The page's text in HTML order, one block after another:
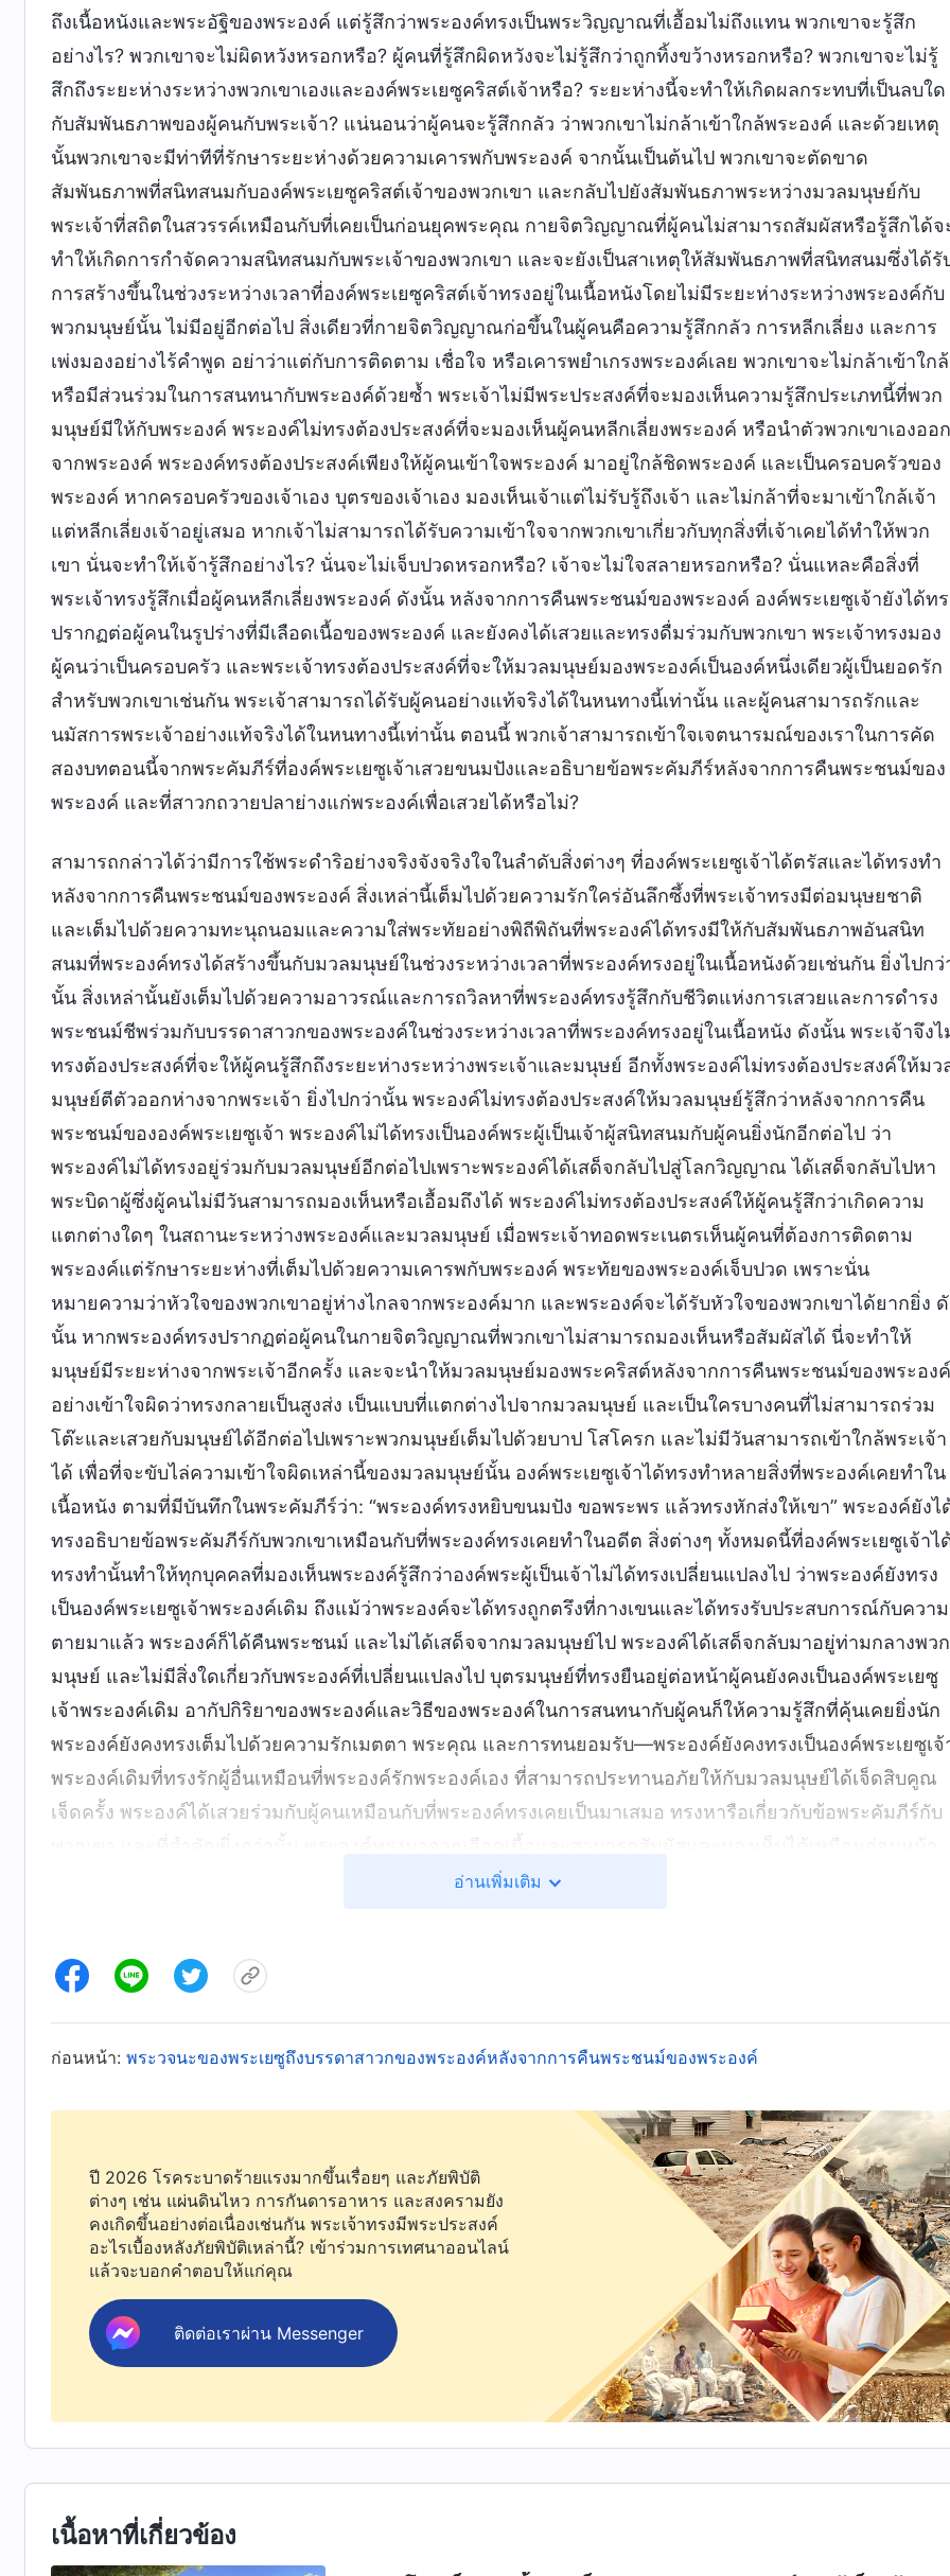
ถึงเนื้อหนังและพระอัฐิของพระองค์ แต่รู้สึกว่าพระองค์ทรงเป็นพระวิญญาณที่เอื้อมไม่ถึงแทน พวกเขาจะรู้สึก
อย่างไร? พวกเขาจะไม่ผิดหวังหรอกหรือ? ผู้คนที่รู้สึกผิดหวังจะไม่รู้สึกว่าถูกทิ้งขว้างหรอกหรือ? พวกเขาจะไม่รู้
สึกถึงระยะห่างระหว่างพวกเขาเองและองค์พระเยซูคริสต์เจ้าหรือ? ระยะห่างนี้จะทำให้เกิดผลกระทบที่เป็นลบใด
กับสัมพันธภาพของผู้คนกับพระเจ้า? แน่นอนว่าผู้คนจะรู้สึกกลัว ว่าพวกเขาไม่กล้าเข้าใกล้พระองค์ และด้วยเหตุ
นั้นพวกเขาจะมีท่าทีที่รักษาระยะห่างด้วยความเคารพกับพระองค์ จากนั้นเป็นต้นไป พวกเขาจะตัดขาด
สัมพันธภาพที่สนิทสนมกับองค์พระเยซูคริสต์เจ้าของพวกเขา และกลับไปยังสัมพันธภาพระหว่างมวลมนุษย์กับ
พระเจ้าที่สถิตในสวรรค์เหมือนกับที่เคยเป็นก่อนยุคพระคุณ กายจิตวิญญาณที่ผู้คนไม่สามารถสัมผัสหรือรู้สึกได้จ
ทำให้เกิดการกำจัดความสนิทสนมกับพระเจ้าของพวกเขา และจะยังเป็นสาเหตุให้สัมพันธภาพที่สนิทสนมซึ่งได้รั
การสร้างขึ้นในช่วงระหว่างเวลาที่องค์พระเยซูคริสต์เจ้าทรงอยู่ในเนื้อหนังโดยไม่มีระยะห่างระหว่างพระองค์กับ
พวกมนุษย์นั้น ไม่มีอยู่อีกต่อไป สิ่งเดียวที่กายจิตวิญญาณก่อขึ้นในผู้คนคือความรู้สึกกลัว การหลีกเลี่ยง และการ
เพ่งมองอย่างไร้คำพูด อย่าว่าแต่กับการติดตาม เชื่อใจ หรือเคารพยำเกรงพระองค์เลย พวกเขาจะไม่กล้าเข้าใกล้
หรือมีส่วนร่วมในการสนทนากับพระองค์ด้วยซ้ำ พระเจ้าไม่มีพระประสงค์ที่จะมองเห็นความรู้สึกประเภทนี้ที่พวก
มนุษย์มีให้กับพระองค์ พระองค์ไม่ทรงต้องประสงค์ที่จะมองเห็นผู้คนหลีกเลี่ยงพระองค์ หรือนำตัวพวกเขาเองออก
จากพระองค์ พระองค์ทรงต้องประสงค์เพียงให้ผู้คนเข้าใจพระองค์ มาอยู่ใกล้ชิดพระองค์ และเป็นครอบครัวของ
พระองค์ หากครอบครัวของเจ้าเอง บุตรของเจ้าเอง มองเห็นเจ้าแต่ไม่รับรู้ถึงเจ้า และไม่กล้าที่จะมาเข้าใกล้เจ้า
แต่หลีกเลี่ยงเจ้าอยู่เสมอ หากเจ้าไม่สามารถได้รับความเข้าใจจากพวกเขาเกี่ยวกับทุกสิ่งที่เจ้าเคยได้ทำให้พวก
เขา นั่นจะทำให้เจ้ารู้สึกอย่างไร? นั่นจะไม่เจ็บปวดหรอกหรือ? เจ้าจะไม่ใจสลายหรอกหรือ? นั่นแหละคือสิ่งที่
พระเจ้าทรงรู้สึกเมื่อผู้คนหลีกเลี่ยงพระองค์ ดังนั้น หลังจากการคืนพระชนม์ของพระองค์ องค์พระเยซูเจ้ายังได้ทร
ปรากฏต่อผู้คนในรูปร่างที่มีเลือดเนื้อของพระองค์ และยังคงได้เสวยและทรงดื่มร่วมกับพวกเขา พระเจ้าทรงมอง
ผู้คนว่าเป็นครอบครัว และพระเจ้าทรงต้องประสงค์ที่จะให้มวลมนุษย์มองพระองค์เป็นองค์หนึ่งเดียวผู้เป็นยอดรัก
สำหรับพวกเขาเช่นกัน พระเจ้าสามารถได้รับผู้คนอย่างแท้จริงได้ในหนทางนี้เท่านั้น และผู้คนสามารถรักและ
นมัสการพระเจ้าอย่างแท้จริงได้ในหนทางนี้เท่านั้น ตอนนี้ พวกเจ้าสามารถเข้าใจเจตนารมณ์ของเราในการคัด
สองบทตอนนี้จากพระคัมภีร์ที่องค์พระเยซูเจ้าเสวยขนมปังและอธิบายข้อพระคัมภีร์หลังจากการคืนพระชนม์ของ
พระองค์ และที่สาวกถวายปลาย่างแก่พระองค์เพื่อเสวยได้หรือไม่?
สามารถกล่าวได้ว่ามีการใช้พระดำริอย่างจริงจังจริงใจในลำดับสิ่งต่างๆ ที่องค์พระเยซูเจ้าได้ตรัสและได้ทรงทำ
หลังจากการคืนพระชนม์ของพระองค์ สิ่งเหล่านี้เต็มไปด้วยความรักใคร่อันลึกซึ้งที่พระเจ้าทรงมีต่อมนุษยชาติ
และเต็มไปด้วยความทะนุถนอมและความใส่พระทัยอย่างพิถีพิถันที่พระองค์ได้ทรงมีให้กับสัมพันธภาพอันสนิท
สนมที่พระองค์ทรงได้สร้างขึ้นกับมวลมนุษย์ในช่วงระหว่างเวลาที่พระองค์ทรงอยู่ในเนื้อหนังด้วยเช่นกัน ยิ่งไปกว่
นั้น สิ่งเหล่านั้นยังเต็มไปด้วยความอาวรณ์และการถวิลหาที่พระองค์ทรงรู้สึกกับชีวิตแห่งการเสวยและการดำรง
พระชนม์ชีพร่วมกับบรรดาสาวกของพระองค์ในช่วงระหว่างเวลาที่พระองค์ทรงอยู่ในเนื้อหนัง ดังนั้น พระเจ้าจึงไ
ทรงต้องประสงค์ที่จะให้ผู้คนรู้สึกถึงระยะห่างระหว่างพระเจ้าและมนุษย์ อีกทั้งพระองค์ไม่ทรงต้องประสงค์ให้มว
มนุษย์ตีตัวออกห่างจากพระเจ้า ยิ่งไปกว่านั้น พระองค์ไม่ทรงต้องประสงค์ให้มวลมนุษย์รู้สึกว่าหลังจากการคืน
พระชนม์ขององค์พระเยซูเจ้า พระองค์ไม่ได้ทรงเป็นองค์พระผู้เป็นเจ้าผู้สนิทสนมกับผู้คนยิ่งนักอีกต่อไป ว่า
พระองค์ไม่ได้ทรงอยู่ร่วมกับมวลมนุษย์อีกต่อไปเพราะพระองค์ได้เสด็จกลับไปสู่โลกวิญญาณ ได้เสด็จกลับไปหา
พระบิดาผู้ซึ่งผู้คนไม่มีวันสามารถมองเห็นหรือเอื้อมถึงได้ พระองค์ไม่ทรงต้องประสงค์ให้ผู้คนรู้สึกว่าเกิดความ
แตกต่างใดๆ ในสถานะระหว่างพระองค์และมวลมนุษย์ เมื่อพระเจ้าทอดพระเนตรเห็นผู้คนที่ต้องการติดตาม
พระองค์แต่รักษาระยะห่างที่เต็มไปด้วยความเคารพกับพระองค์ พระทัยของพระองค์เจ็บปวด เพราะนั่น
หมายความว่าหัวใจของพวกเขาอยู่ห่างไกลจากพระองค์มาก และพระองค์จะได้รับหัวใจของพวกเขาได้ยากยิ่ง ดั
นั้น หากพระองค์ทรงปรากฏต่อผู้คนในกายจิตวิญญาณที่พวกเขาไม่สามารถมองเห็นหรือสัมผัสได้ นี่จะทำให้
มนุษย์มีระยะห่างจากพระเจ้าอีกครั้ง และจะนำให้มวลมนุษย์มองพระคริสต์หลังจากการคืนพระชนม์ของพระองค์
อย่างเข้าใจผิดว่าทรงกลายเป็นสูงส่ง เป็นแบบที่แตกต่างไปจากมวลมนุษย์ และเป็นใครบางคนที่ไม่สามารถร่วม
โต๊ะและเสวยกับมนุษย์ได้อีกต่อไปเพราะพวกมนุษย์เต็มไปด้วยบาป โสโครก และไม่มีวันสามารถเข้าใกล้พระเจ้า
ได้ เพื่อที่จะขับไล่ความเข้าใจผิดเหล่านี้ของมวลมนุษย์นั้น องค์พระเยซูเจ้าได้ทรงทำหลายสิ่งที่พระองค์เคยทำใน
เนื้อหนัง ตามที่มีบันทึกในพระคัมภีร์ว่า: “พระองค์ทรงหยิบขนมปัง ขอพระพร แล้วทรงหักส่งให้เขา” พระองค์ยังไ
ทรงอธิบายข้อพระคัมภีร์กับพวกเขาเหมือนกับที่พระองค์ทรงเคยทำในอดีต สิ่งต่างๆ ทั้งหมดนี้ที่องค์พระเยซูเจ้าไ
ทรงทำนั้นทำให้ทุกบุคคลที่มองเห็นพระองค์รู้สึกว่าองค์พระผู้เป็นเจ้าไม่ได้ทรงเปลี่ยนแปลงไป ว่าพระองค์ยังทรง
เป็นองค์พระเยซูเจ้าพระองค์เดิม ถึงแม้ว่าพระองค์จะได้ทรงถูกตรึงที่กางเขนและได้ทรงรับประสบการณ์กับความ
ตายมาแล้ว พระองค์ก็ได้คืนพระชนม์ และไม่ได้เสด็จจากมวลมนุษย์ไป พระองค์ได้เสด็จกลับมาอยู่ท่ามกลางพวก
มนุษย์ และไม่มีสิ่งใดเกี่ยวกับพระองค์ที่เปลี่ยนแปลงไป บุตรมนุษย์ที่ทรงยืนอยู่ต่อหน้าผู้คนยังคงเป็นองค์พระเยซู
เจ้าพระองค์เดิม อากัปกิริยาของพระองค์และวิธีของพระองค์ในการสนทนากับผู้คนก็ให้ความรู้สึกที่คุ้นเคยยิ่งนัก
พระองค์ยังคงทรงเต็มไปด้วยความรักเมตตา พระคุณ และการทนยอมรับ—พระองค์ยังคงทรงเป็นองค์พระเยซูเจ้
พระองค์เดิมที่ทรงรักผู้อื่นเหมือนที่พระองค์รักพระองค์เอง ที่สามารถประทานอภัยให้กับมวลมนุษย์ได้เจ็ดสิบคูณ
เจ็ดครั้ง พระองค์ได้เสวยร่วมกับผู้คนเหมือนกับที่พระองค์ทรงเคยเป็นมาเสมอ ทรงหารือเกี่ยวกับข้อพระคัมภีร์กับ
บุตรมนุษย์อย่างที่พระองค์ทรงเป็นเปิดโอกาสให้ผู้คนสามารถรู้สึกถึงความสนิทสนมได้ รู้สึกสบายใจ และรู้สึกถึง
พวกเขายังเริ่มต้นอธิษฐานด้วยพระนามขององค์พระเยซูเจ้าโดยไม่มีความลังเลอีกด้วย อธิษฐานเพื่อให้ได้รับ
ใส่พระทัยและการคุ้มครองปกป้องจากพระองค์ และพวกเขาได้เริ่มต้นเยียวยารักษาผู้เจ็บป่วยและขับไล่ปีศาจด้วย
ในช่วงระหว่างเวลาที่องค์พระเยซูเจ้าได้ทรงพระราชกิจในเนื้อหนังนั้น บรรดาผู้ติดตามของพระองค์ส่วนใหญ่ไม่
สามารถพิสูจน์ยืนยันอัตลักษณ์ของพระองค์และสิ่งที่พระองค์ตรัสได้อย่างเต็มที่ เมื่อพระองค์กำลังทรงเข้าไปใกล้
กางเขน ท่าทีของบรรดาผู้ติดตามของพระองค์คือท่าทีของการสังเกต เช่นนั้นแล้ว นับตั้งแต่เวลาที่พระองค์ได้ทรง
ถูกตรึงที่กางเขนจนถึงเวลาที่พระองค์ทรงถูกฝังในอุโมงค์ฝังศพ ท่าทีที่ผู้คนมีต่อพระองค์คือความผิดหวัง ในช่วง
ระหว่างเวลานี้ ในหัวใจของพวกเขาผู้คนได้เริ่มเปลี่ยนจากการสงสัยในสิ่งต่างๆ ที่องค์พระเยซูเจ้าได้ตรัสไว้ในช่
ระหว่างเวลาของพระองค์ในเนื้อหนัง ไปเป็นการปฏิเสธสิ่งเหล่านั้นทั้งหมด จากนั้น เมื่อพระองค์ได้เสด็จพระ
ดำเนินออกจากอุโมงค์ฝังศพและได้ทรงปรากฏต่อผู้คนทีละคน ผู้คนส่วนใหญ่ที่มองเห็นพระองค์ด้วยตาของพวก
เขาเองหรือได้ยินข่าวการคืนพระชนม์ของพระองค์จึงได้ค่อยๆ เปลี่ยนท่าทีของพวกเขาจากการปฏิเสธเป็นความ
กังขา พวกเขายอมรับข้อเท็จจริงที่ว่าองค์พระเยซูเจ้าทรงเป็นพระคริสต์ในเนื้อหนังก็เฉพาะเมื่อองค์พระเยซูเจ้าได้
ทรงให้โธมัสวางมือของเขาลงบนพระปรัศว์ของพระองค์ และเมื่อพระองค์ทรงหักขนมปังและเสวยมันต่อหน้าฝูง
ชนหลังจากการคืนพระชนม์ของพระองค์ และจากนั้นจึงเสวยปลาย่างต่อหน้าพวกเขาเท่านั้น เจ้าสามารถพูดได้ว่
มันเป็นเสมือนว่ากายจิตวิญญาณนี้ของเลือดเนื้อที่ยืนต่อหน้าผู้คนเหล่านั้นกำลังปลุกพวกเขาทุกๆ คนจากความฝัน:
บุตรมนุษย์ที่ทรงยืนต่อหน้าพวกเขาคือองค์หนึ่งเดียวผู้ซึ่งได้ทรงดำรงอยู่มาตั้งแต่สมัยโบราณ พระองค์ทรงมีรูป
อ่านเพิ่มเติม
ก่อนหน้า: พระวจนะของพระเยซูถึงบรรดาสาวกของพระองค์หลังจากการคืนพระชนม์ของพระองค์
ปี 2026 โรคระบาดร้ายแรงมากขึ้นเรื่อยๆ และภัยพิบัติ
ต่างๆ เช่น แผ่นดินไหว การกันดารอาหาร และสงครามยัง
คงเกิดขึ้นอย่างต่อเนื่องเช่นกัน พระเจ้าทรงมีพระประสงค์
อะไรเบื้องหลังภัยพิบัติเหล่านี้? เข้าร่วมการเทศนาออนไลน์
แล้วจะบอกคำตอบให้แก่คุณ
ติดต่อเราผ่าน Messenger
เนื้อหาที่เกี่ยวข้อง